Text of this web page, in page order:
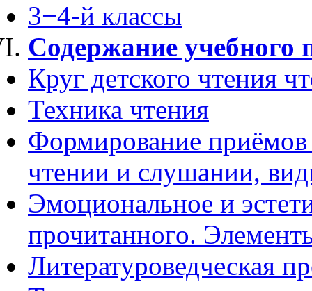
3−4-й классы
Содержание учебного
Круг детского чтения
Техника чтения
Формирование
чтении и слушании,
Эмоциональное и
прочитанного.
Литературоведческая